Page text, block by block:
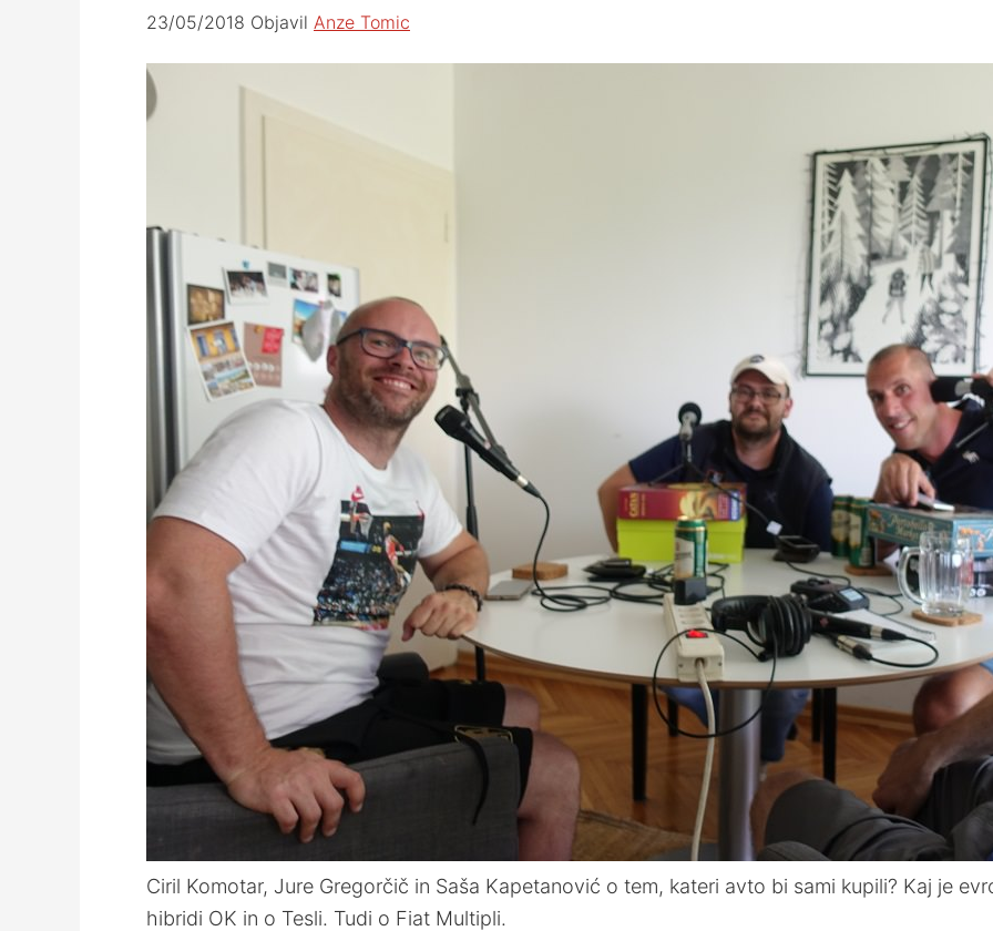
23/05/2018 Objavil Anze Tomic
Ciril Komotar, Jure Gregorčič in Saša Kapetanović o tem, kateri avto bi sami kupili? Kaj je
hibridi OK in o Tesli. Tudi o Fiat Multipli.